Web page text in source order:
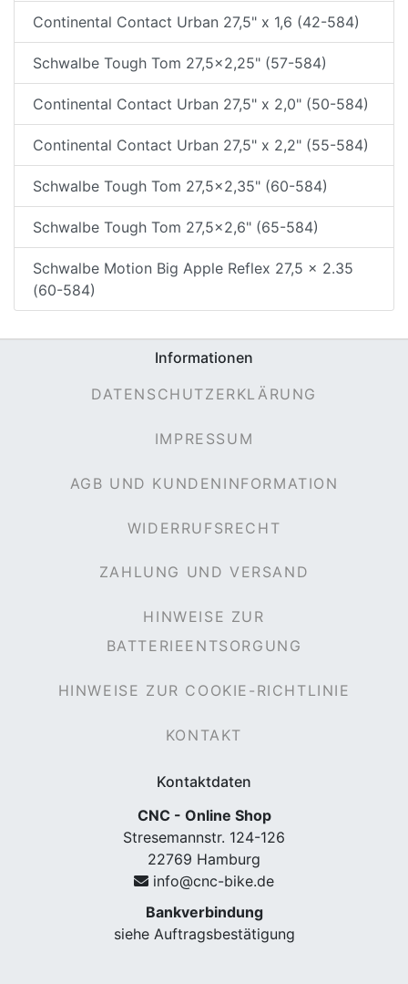
Continental Contact Urban 27,5" x 1,6 (42-584)
Schwalbe Tough Tom 27,5x2,25" (57-584)
Continental Contact Urban 27,5" x 2,0" (50-584)
Continental Contact Urban 27,5" x 2,2" (55-584)
Schwalbe Tough Tom 27,5x2,35" (60-584)
Schwalbe Tough Tom 27,5x2,6" (65-584)
Schwalbe Motion Big Apple Reflex 27,5 x 2.35
(60-584)
Informationen
DATENSCHUTZERKLÄRUNG
IMPRESSUM
AGB UND KUNDENINFORMATION
WIDERRUFSRECHT
ZAHLUNG UND VERSAND
HINWEISE ZUR
BATTERIEENTSORGUNG
HINWEISE ZUR COOKIE-RICHTLINIE
KONTAKT
Kontaktdaten
CNC - Online Shop
Stresemannstr. 124-126
22769 Hamburg
info@cnc-bike.de
Bankverbindung
siehe Auftragsbestätigung